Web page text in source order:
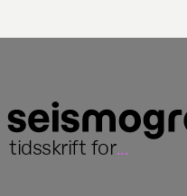
tidsskrift for...